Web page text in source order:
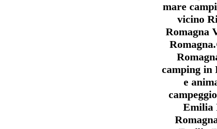
mare
vicino
Romagna
camping in
e
Emilia